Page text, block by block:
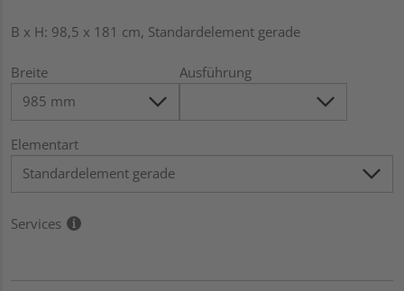
B x H: 98,5 x 181 cm, Standardelement gerade
Breite Ausführung
Elementart
Services